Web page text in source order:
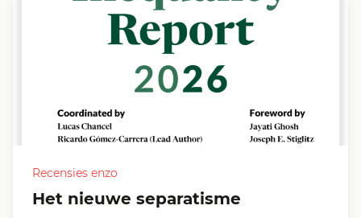
Recensies enzo
Het nieuwe separatisme